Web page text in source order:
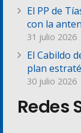
El PP de
con la
31 julio 2026
El Cabildo
plan
30 julio 2026
Redes